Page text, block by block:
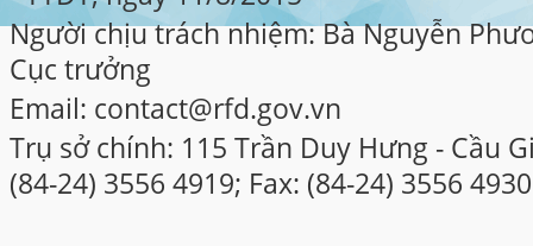
Người chịu trách nhiệm: Bà Nguyễn
Cục trưởng
Email: contact@rfd.gov.vn
Trụ sở chính: 115 Trần Duy Hưng - Cầu
(84-24) 3556 4919; Fax: (84-24) 3556 4930